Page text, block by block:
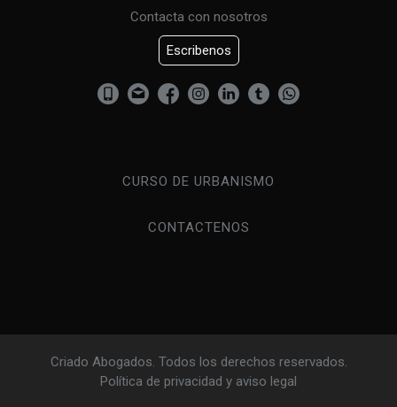
Contacta con nosotros
Escribenos
CURSO DE URBANISMO
CONTACTENOS
Criado Abogados. Todos los derechos reservados.
Política de privacidad y aviso legal